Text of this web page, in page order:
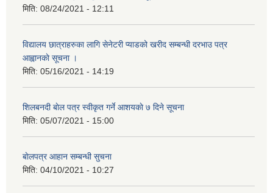
मिति: 08/24/2021 - 12:11
विद्यालय छात्राहरुका लागि सेनेटरी प्याडको खरीद सम्बन्धी दरभाउ पत्र
आह्वानकाे सूचना ।
मिति: 05/16/2021 - 14:19
शिलबनदी बाेल पत्र स्वीकृत गर्ने आशयकाे ७ दिने सूचना
मिति: 05/07/2021 - 15:00
बाेलपत्र आहान सम्बन्धी सुचना
मिति: 04/10/2021 - 10:27